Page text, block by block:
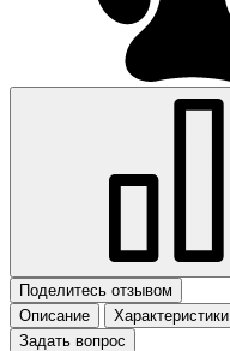
Поделитесь отзывом
Описание
Характеристики
Задать вопрос